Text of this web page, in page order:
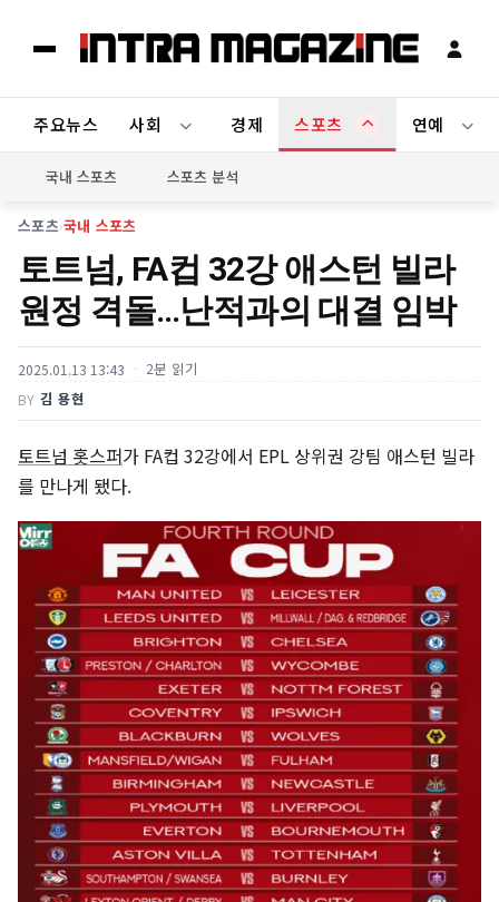
주요뉴스 사회 경제 스포츠 연예
국내 스포츠 스포츠 분석
스포츠›국내 스포츠
토트넘, FA컵 32강 애스턴 빌라
원정 격돌…난적과의 대결 임박
2025.01.13 13:43 2분 읽기
BY 김 용현
토트넘 홋스퍼가 FA컵 32강에서 EPL 상위권 강팀 애스턴 빌라
를 만나게 됐다.